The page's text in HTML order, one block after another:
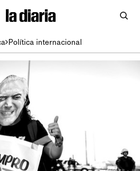
Política internacional